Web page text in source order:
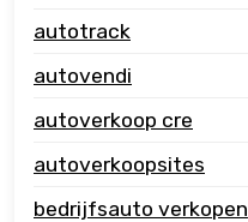
autotrack
autovendi
autoverkoop cre
autoverkoopsites
bedrijfsauto verkopen